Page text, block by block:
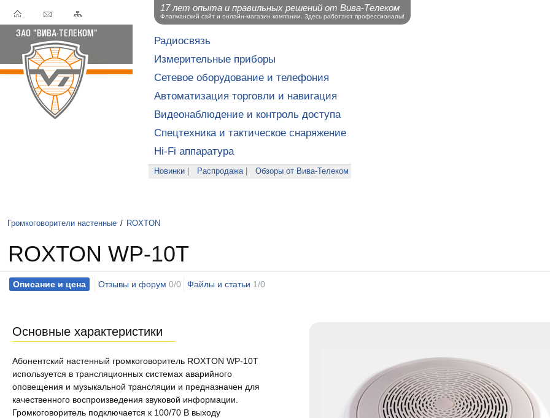
Радиосвязь
Измерительные приборы
Сетевое оборудование и телефония
Автоматизация торговли и навигация
Видеонаблюдение и контроль доступа
Спецтехника и тактическое снаряжение
Hi-Fi аппаратура
Новинки Распродажа| Обзоры от Вива-Телеком
Громкоговорители настенные / ROXTON
ROXTON WP-10T
Описание и цена Отзывы и форум 0/0 Файлы и статьи 1/0
Основные характеристики
Абонентский настенный громкоговоритель ROXTON WP-10T
используется в трансляционных системах аварийного
оповещения и музыкальной трансляции и предназначен для
качественного воспроизведения звуковой информации.
Громкоговоритель подключается к 100/70 В выходу
17 лет опыта и правильных решений от Вива-Телеком
Флагманский сайт и онлайн-магазин компании. Здесь работают профессионалы!